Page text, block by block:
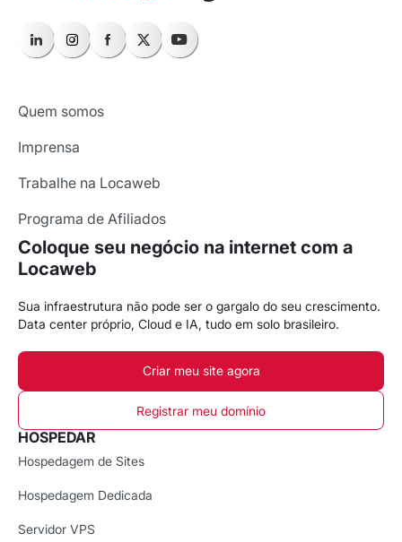
Quem somos
Imprensa
Trabalhe na Locaweb
Programa de Afiliados
Coloque seu negócio na internet com a
Locaweb
Sua infraestrutura não pode ser o gargalo do seu crescimento.
Data center próprio, Cloud e IA, tudo em solo brasileiro.
Criar meu site agora
Registrar meu domínio
HOSPEDAR
Hospedagem de Sites
Hospedagem Dedicada
Servidor VPS